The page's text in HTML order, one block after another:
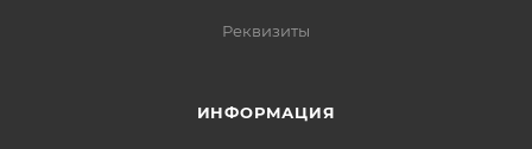
Реквизиты
ИНФОРМАЦИЯ